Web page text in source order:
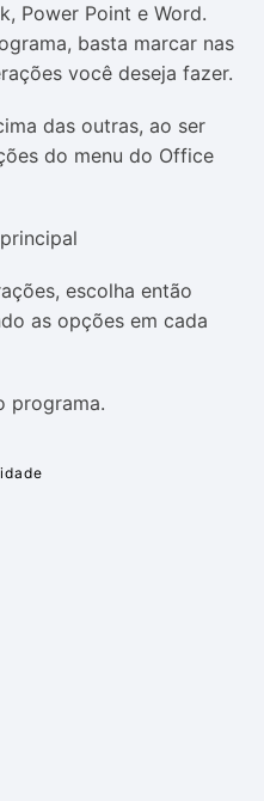
Power Point e Word.
basta marcar nas
você deseja fazer.
das outras, ao ser
do menu do Office
escolha então
as opções em cada